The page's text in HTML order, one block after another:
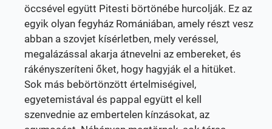
öccsével együtt Pitesti börtönébe hurcolják. Ez az
egyik olyan fegyház Romániában, amely részt vesz
abban a szovjet kísérletben, mely veréssel,
megalázással akarja átnevelni az embereket, és
rákényszeríteni őket, hogy hagyják el a hitüket.
Sok más bebörtönzött értelmiségivel,
egyetemistával és pappal együtt el kell
szenvednie az embertelen kínzásokat, az